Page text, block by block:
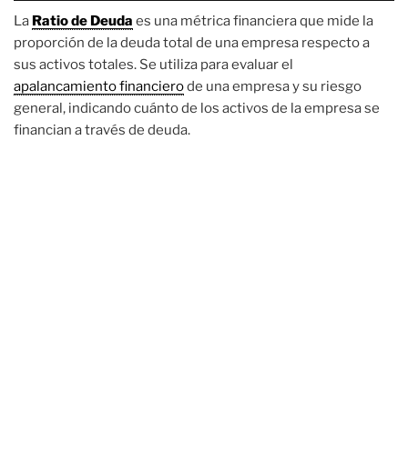
La Ratio de Deuda es una métrica financiera que mide la
proporción de la deuda total de una empresa respecto a
sus activos totales. Se utiliza para evaluar el
apalancamiento financierode una empresa y su riesgo
general, indicando cuánto de los activos de la empresa se
financian a través de deuda.